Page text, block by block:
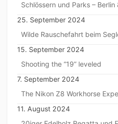
Schlössern und Parks –
25. September 2024
Wilde Rauschefahrt beim
15. September 2024
Shooting the “19” leveled
7. September 2024
The Nikon Z8 Workhorse
11. August 2024